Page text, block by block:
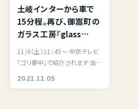
土岐インターから車で
15分程。再び、御嵩町の
ガラス工房『glass
studio 三日月』さんへ
立ち寄ってきました。吹
なガラス作品がいっぱ
11/6（土）11：45～ 中京テレビ
「ゴリ夢中」で紹介されます 当
2021.11.05